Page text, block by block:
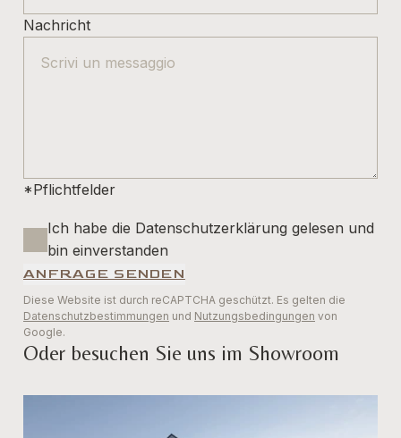
Nachricht
*Pflichtfelder
Ich habe die Datenschutzerklärung gelesen und
bin einverstanden
ANFRAGE SENDEN
Diese Website ist durch reCAPTCHA geschützt. Es gelten die
Datenschutzbestimmungen und Nutzungsbedingungen von
Google.
Oder besuchen Sie uns im Showroom